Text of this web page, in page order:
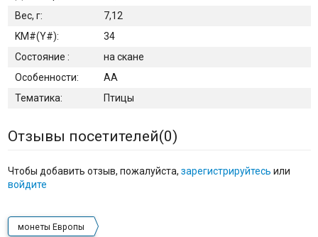
Вес, г:
7,12
KM#(Y#):
34
Состояние :
на скане
Особенности:
AA
Тематика:
Птицы
Отзывы посетителей(0)
Чтобы добавить отзыв, пожалуйста, зарегистрируйтесь или
войдите
монеты Европы